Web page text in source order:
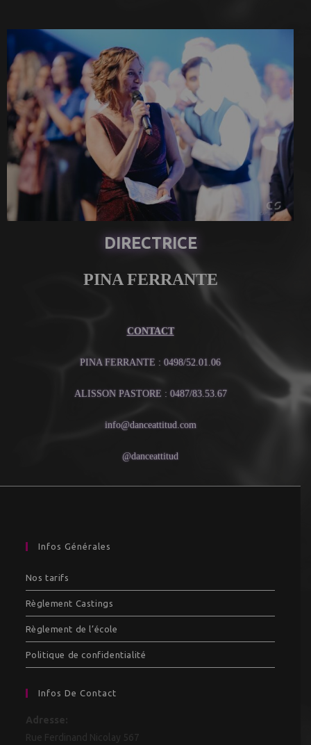
DIRECTRICE
PINA FERRANTE
CONTACT
PINA FERRANTE : 0498/52.01.06
ALISSON PASTORE : 0487/83.53.67
info@danceattitud.com
@danceattitud
Infos Générales
Nos tarifs
Règlement Castings
Règlement de l’école
Politique de confidentialité
Infos De Contact
Adresse:
Rue Ferdinand Nicolay 567